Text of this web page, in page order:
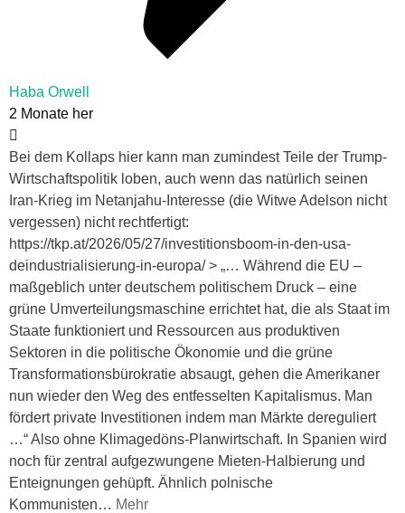
Haba Orwell
2 Monate her
Bei dem Kollaps hier kann man zumindest Teile der Trump-
Wirtschaftspolitik loben, auch wenn das natürlich seinen
Iran-Krieg im Netanjahu-Interesse (die Witwe Adelson nicht
vergessen) nicht rechtfertigt:
https://tkp.at/2026/05/27/investitionsboom-in-den-usa-
deindustrialisierung-in-europa/ > „… Während die EU –
maßgeblich unter deutschem politischem Druck – eine
grüne Umverteilungsmaschine errichtet hat, die als Staat im
Staate funktioniert und Ressourcen aus produktiven
Sektoren in die politische Ökonomie und die grüne
Transformationsbürokratie absaugt, gehen die Amerikaner
nun wieder den Weg des entfesselten Kapitalismus. Man
fördert private Investitionen indem man Märkte dereguliert
…“ Also ohne Klimagedöns-Planwirtschaft. In Spanien wird
noch für zentral aufgezwungene Mieten-Halbierung und
Enteignungen gehüpft. Ähnlich polnische
Kommunisten… Mehr